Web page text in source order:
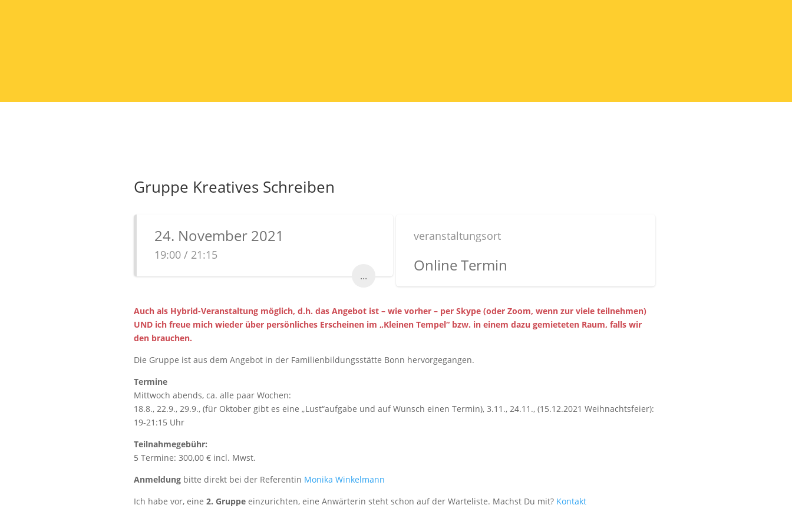
Gruppe Kreatives Schreiben
24. November 2021
19:00 / 21:15
...
veranstaltungsort
Online Termin
Auch als Hybrid-Veranstaltung möglich, d.h. das Angebot ist – wie vorher – per Skype (oder Zoom, wenn zur viele teilnehmen)
UND ich freue mich wieder über persönliches Erscheinen im „Kleinen Tempel“ bzw. in einem dazu gemieteten Raum, falls wir
den brauchen.
Die Gruppe ist aus dem Angebot in der Familienbildungsstätte Bonn hervorgegangen.
Termine
Mittwoch abends, ca. alle paar Wochen:
18.8., 22.9., 29.9., (für Oktober gibt es eine „Lust“aufgabe und auf Wunsch einen Termin), 3.11., 24.11., (15.12.2021 Weihnachtsfeier):
19-21:15 Uhr
Teilnahmegebühr:
5 Termine: 300,00 € incl. Mwst.
Anmeldung bitte direkt bei der Referentin Monika Winkelmann
Ich habe vor, eine 2. Gruppe einzurichten, eine Anwärterin steht schon auf der Warteliste. Machst Du mit? Kontakt